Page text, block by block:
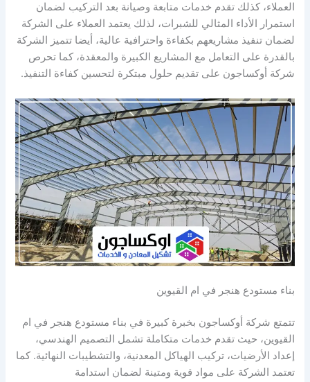
العملاء، كذلك تقدم خدمات متابعة وصيانة بعد التركيب لضمان
استمرار الأداء المثالي للشبرات، لذلك يعتمد العملاء على الشركة
لضمان تنفيذ مشاريعهم بكفاءة واحترافية عالية، أيضا تتميز الشركة
بالقدرة على التعامل مع المشاريع الكبيرة والمعقدة، كما تحرص
شركة أوكساجون على تقديم حلول مبتكرة لتحسين كفاءة التنفيذ.
بناء مستودع هنجر في ام القيوين
تتمتع شركة أوكساجون بخبرة كبيرة في بناء مستودع هنجر في ام
القيوين، حيث تقدم خدمات متكاملة تشمل التصميم الهندسي،
إعداد الأرضيات، تركيب الهياكل المعدنية، والتشطيبات النهائية. كما
تعتمد الشركة على مواد قوية ومتينة لضمان استدامة